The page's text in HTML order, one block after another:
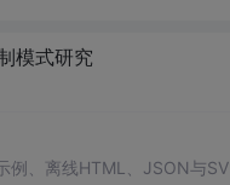
模式研究
例、离线HTML、JSON与SV